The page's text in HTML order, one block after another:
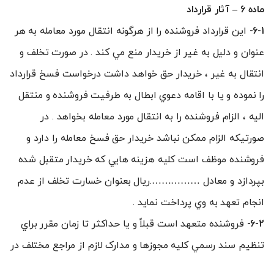
ماده 6 – آثار قرارداد
6-1- اين قرارداد فروشنده را از هرگونه انتقال مورد معامله به هر
عنوان و دليل به غير از خريدار منع مي کند . در صورت تخلف و
انتقال به غير ، خريدار حق خواهد داشت درخواست فسخ قرارداد
را نموده و يا با اقامه دعوي ابطال به طرفيت فروشنده و منتقل
اليه ، الزام فروشنده را به انتقال مورد معامله بخواهد . در
صورتيکه الزام ممکن نباشد خريدار حق فسخ معامله را دارد و
فروشنده موظف است کليه هزينه هايي که خريدار متقبل شده
بپردازد و معادل …………….ريال بعنوان خسارت تخلف از عدم
انجام تعهد به وي پرداخت نمايد .
6-2- فروشنده متعهد است قبلاً و يا حداکثر تا زمان مقرر براي
تنظيم سند رسمي کليه مجوزها و مدارک لازم از مراجع مختلف در